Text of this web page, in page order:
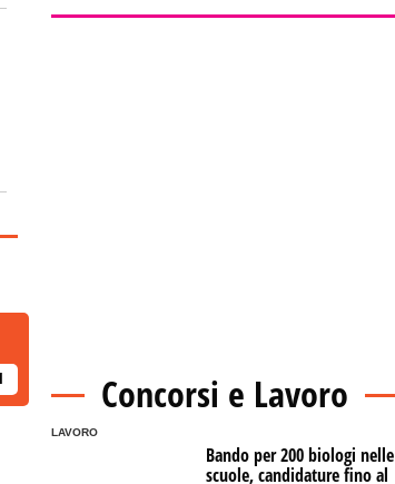
Concorsi e Lavoro
LAVORO
Bando per 200 biologi nelle
scuole, candidature fino al